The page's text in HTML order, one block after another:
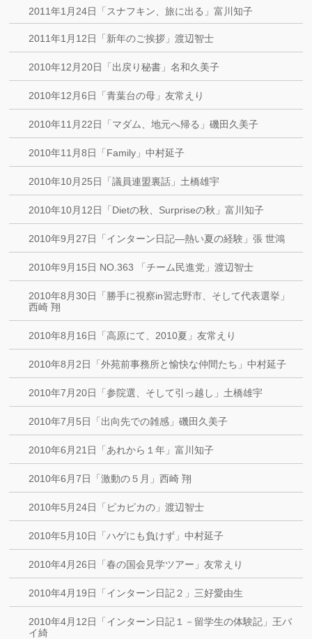
2011年1月24日「スナフキン、旅に出る」富川知子
2011年1月12日「新年のご挨拶」渡辺智士
2010年12月20日「出戻り秘書」名和久美子
2010年12月6日「青葉台の母」友常えり
2010年11月22日「マダム、地元へ帰る」磯田久美子
2010年11月8日「Family」中村延子
2010年10月25日「議員連盟裏話」土橋雄宇
2010年10月12日「Dietの秋、Surpriseの秋」富川知子
2010年9月27日「インターン日記―熱い夏の経験」張 世鴻
2010年9月15日 NO.363 「チーム民進党」渡辺智士
2010年8月30日「勝手に視察in習志野市、そして代表選挙」
西崎 翔
2010年8月16日「高原にて、2010夏」友常えり
2010年8月2日「外苑前事務所と愉快な仲間たち」中村延子
2010年7月20日「参院選、そして引っ越し」土橋雄宇
2010年7月5日「出向先での雑感」磯田久美子
2010年6月21日「あれから１年」富川知子
2010年6月7日「激動の５月」西崎 翔
2010年5月24日「ピカピカの」渡辺智士
2010年5月10日「ハゲにも負けず」中村延子
2010年4月26日「春の国会見学ツアー」友常えり
2010年4月19日「インターン日記２」三好愛由生
2010年4月12日「インターン日記１－留学生の体験記」王バ
イ綺